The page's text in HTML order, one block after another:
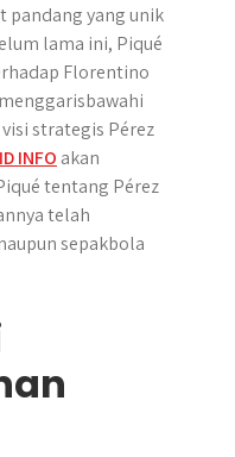
pandang yang unik
lama ini, Piqué
Florentino
strategis Pérez
INFO akan
tentang Pérez
telah
sepakbola